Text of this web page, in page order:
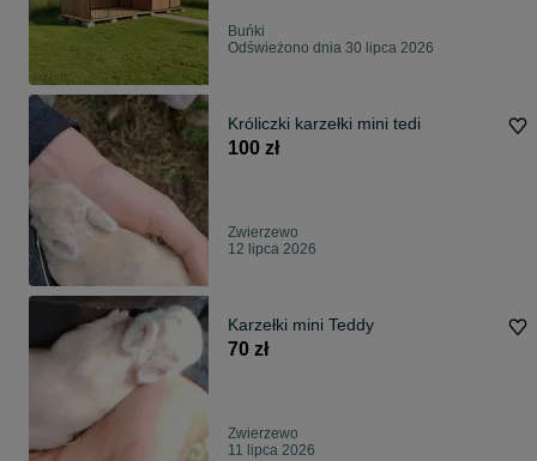
Buńki
Odświeżono dnia 30 lipca 2026
Króliczki karzełki mini tedi
100 zł
Zwierzewo
12 lipca 2026
Karzełki mini Teddy
70 zł
Zwierzewo
11 lipca 2026